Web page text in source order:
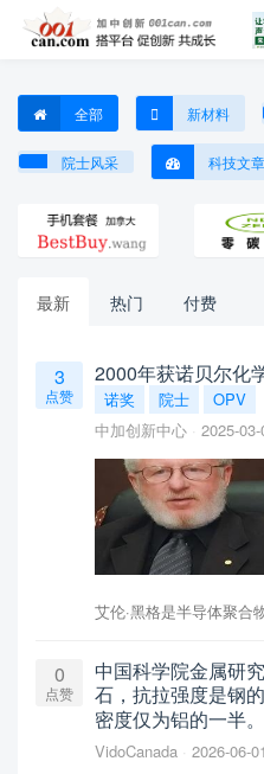
全部 新材料
院士风采 科技文章
最新 热门 付费
3
点赞
2000年获诺贝尔化
诺奖 院士
OPV
中加创新中心
2025-
艾伦·黑格是半导体聚合
0
点赞
中国科学院金属研
石，抗拉强度是钢
密度仅为铝的一半。
VidoCanada
2026-06-01